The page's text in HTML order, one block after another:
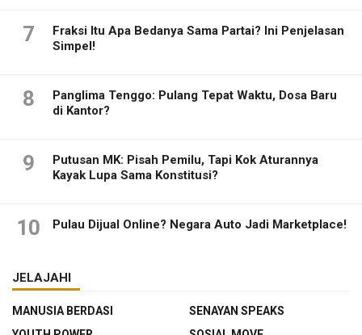
7
Fraksi Itu Apa Bedanya Sama Partai? Ini Penjelasan
Simpel!
8
Panglima Tenggo: Pulang Tepat Waktu, Dosa Baru
di Kantor?
9
Putusan MK: Pisah Pemilu, Tapi Kok Aturannya
Kayak Lupa Sama Konstitusi?
10 Pulau Dijual Online? Negara Auto Jadi Marketplace!
JELAJAHI
MANUSIA BERDASI
SENAYAN SPEAKS